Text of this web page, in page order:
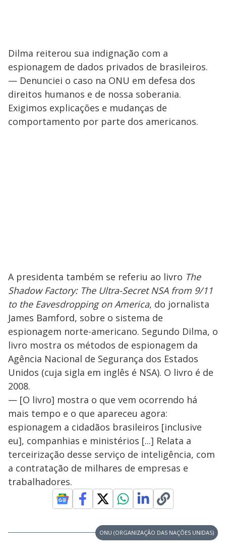
Dilma reiterou sua indignação com a
espionagem de dados privados de brasileiros.
— Denunciei o caso na ONU em defesa dos
direitos humanos e de nossa soberania.
Exigimos explicações e mudanças de
comportamento por parte dos americanos.
A presidenta também se referiu ao livro The
Shadow Factory: The Ultra-Secret NSA from 9/11
to the Eavesdropping on America, do jornalista
James Bamford, sobre o sistema de
espionagem norte-americano. Segundo Dilma, o
livro mostra os métodos de espionagem da
Agência Nacional de Segurança dos Estados
Unidos (cuja sigla em inglês é NSA). O livro é de
2008.
— [O livro] mostra o que vem ocorrendo há
mais tempo e o que apareceu agora:
espionagem a cidadãos brasileiros [inclusive
eu], companhias e ministérios [...] Relata a
terceirização desse serviço de inteligência, com
a contratação de milhares de empresas e
trabalhadores.
ONU (ORGANIZAÇÃO DAS NAÇÕES UNIDAS)